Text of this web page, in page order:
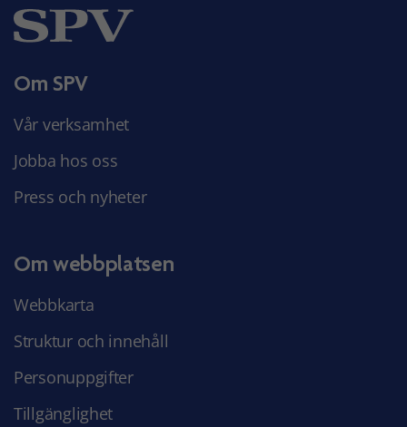
Om SPV
Vår verksamhet
Jobba hos oss
Press och nyheter
Om webbplatsen
Webbkarta
Struktur och innehåll
Personuppgifter
Tillgänglighet